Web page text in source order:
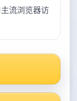
流浏览器访